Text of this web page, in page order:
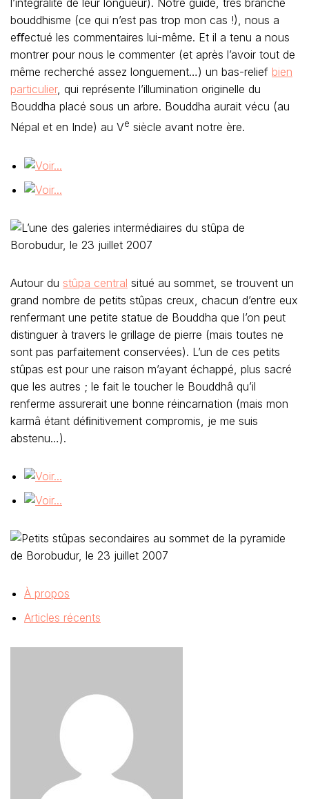
l’intégralité de leur longueur). Notre guide, très branché
bouddhisme (ce qui n’est pas trop mon cas !), nous a
eﬀectué les commentaires lui-même. Et il a tenu a nous
montrer pour nous le commenter (et après l’avoir tout de
même recherché assez longuement…) un bas-relief bien
particulier, qui représente l’illumination originelle du
Bouddha placé sous un arbre. Bouddha aurait vécu (au
Népal et en Inde) au Ve siècle avant notre ère.
Autour du stûpa central situé au sommet, se trouvent un
grand nombre de petits stûpas creux, chacun d’entre eux
renfermant une petite statue de Bouddha que l’on peut
distinguer à travers le grillage de pierre (mais toutes ne
sont pas parfaitement conservées). L’un de ces petits
stûpas est pour une raison m’ayant échappé, plus sacré
que les autres ; le fait le toucher le Bouddhâ qu’il
renferme assurerait une bonne réincarnation (mais mon
karmâ étant déﬁnitivement compromis, je me suis
abstenu…).
À propos
Articles récents